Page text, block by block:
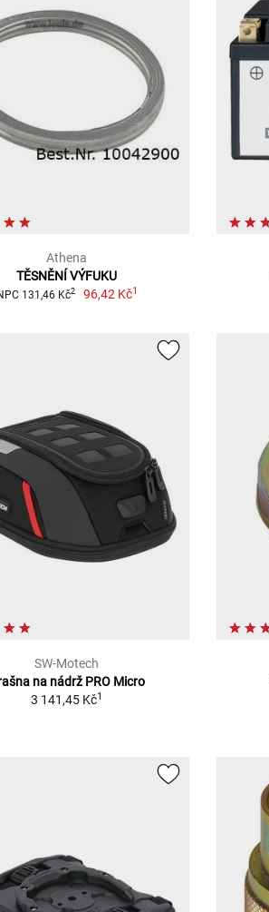
Athena
TĚSNĚNÍ VÝFUKU
131,46 Kč2 96,42 Kč1
SW-Motech
na nádrž PRO Micro
3 141,45 Kč1